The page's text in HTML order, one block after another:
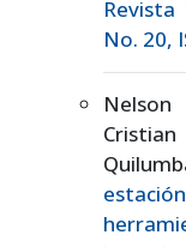
Revista
No. 20,